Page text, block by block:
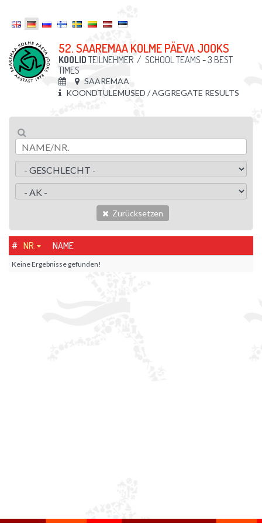
52. SAAREMAA KOLME PÄEVA JOOKS
KOOLID TEILNEHMER / SCHOOL TEAMS - 3 BEST
TIMES
SAAREMAA
KOONDTULEMUSED / AGGREGATE RESULTS
Zurücksetzen
# NR. NAME
Keine Ergebnisse gefunden!